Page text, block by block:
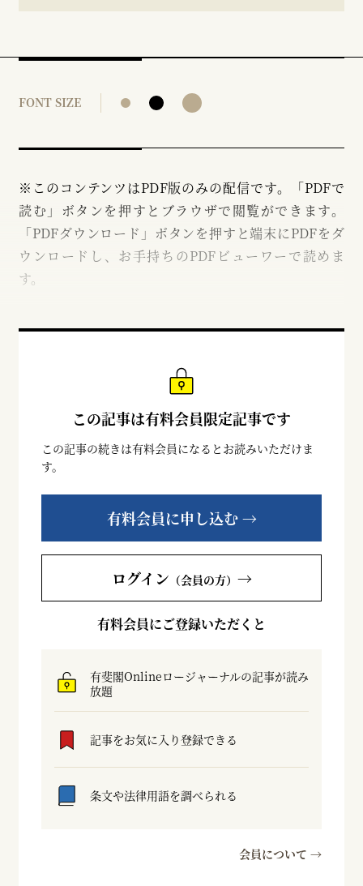
FONT SIZE
※このコンテンツはPDF版のみの配信です。「PDFで
読む」ボタンを押すとブラウザで閲覧ができます。
「PDFダウンロード」ボタンを押すと端末にPDFをダ
ウンロードし、お手持ちのPDFビューワーで読めま
す。
この記事は有料会員限定記事です
この記事の続きは有料会員になるとお読みいただけま
す。
有料会員に申し込む →
ログイン （会員の方） →
有料会員にご登録いただくと
有斐閣Onlineロージャーナルの記事が読み
放題
記事をお気に入り登録できる
条文や法律用語を調べられる
会員について →